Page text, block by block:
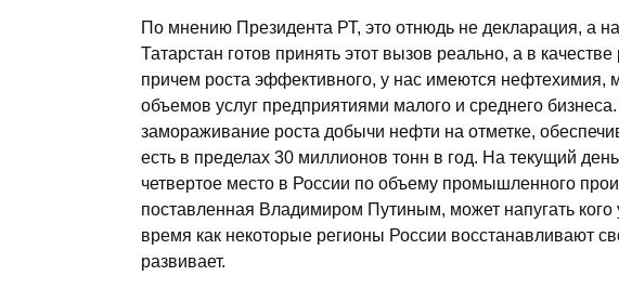
По мнению Президента РТ, это отнюдь не декларация, а
Татарстан готов принять этот вызов реально, а в
причем роста эффективного, у нас имеются нефтехимия,
объемов услуг предприятиями малого и среднего
замораживание роста добычи нефти на отметке,
есть в пределах 30 миллионов тонн в год. На текущий
четвертое место в России по объему промышленного
поставленная Владимиром Путиным, может напугать кого
время как некоторые регионы России восстанавливают
развивает.